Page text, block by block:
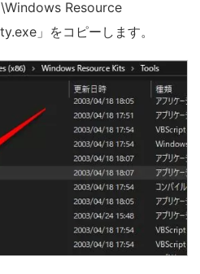
Resource
」をコピーします。